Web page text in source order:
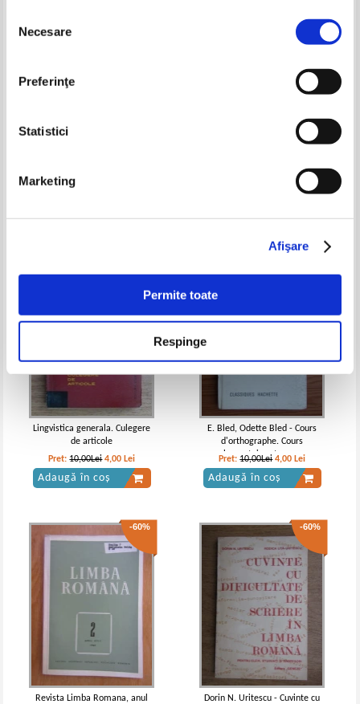
consimțământului
Necesare
Preferinţe
Statistici
Marketing
Afişare
Permite toate
Respinge
Pret:10,00Lei
ortografic, ortoepic si de
Lei
Lingvistica generala. Culegere
de articole
Pret:10,00Lei 4,00 Lei
Adaugă în coș
E. Bled, Odette Bled - Cours
d'orthographe. Cours
elementaire et moyen
Pret:10,00Lei 4,00 Lei
Adaugă în coș
-60%
Revista Limba Romana, anul
-60%
Dorin N. Uritescu - Cuvinte cu